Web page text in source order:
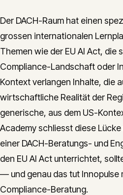
Der DACH-Raum hat einen
grossen internationalen
Themen wie der EU AI Act,
Compliance-Landschaft oder
Kontext verlangen Inhalte, die
wirtschaftliche Realität der
generische, aus dem US-
Academy schliesst diese
einer DACH-Beratungs- und
den EU AI Act unterrichtet,
— und genau das tut Innopulse
Compliance-Beratung.